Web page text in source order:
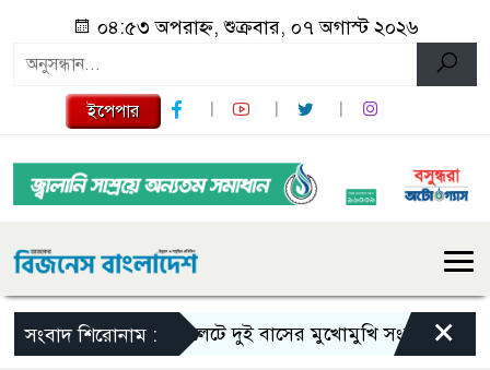
০৪:৫৩ অপরাহ্ন, শুক্রবার, ০৭ অগাস্ট ২০২৬
ইপেপার
সংবাদ শিরোনাম :সিলেটে দুই বাসের মুখোমুখি সংঘর্ষে নিহত বেড়ে
×